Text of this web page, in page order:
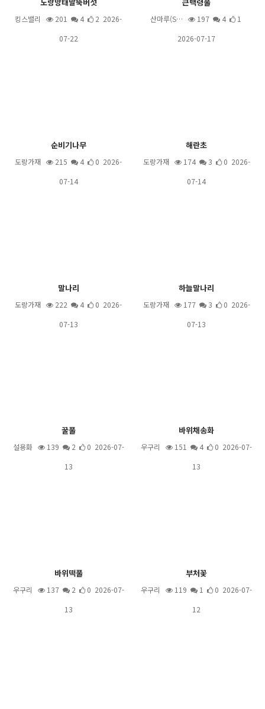
노랑망태말뚝버섯
킹스밸리 201 4
2 2026-
07-22
큰백령풀
산마루(S… 197 4
1
2026-07-17
순비기나무
도랑가재 215 4
0 2026-
07-14
해란초
도랑가재 174 3
0 2026-
07-14
말나리
도랑가재 222 4
0 2026-
07-13
하늘말나리
도랑가재 177 3
0 2026-
07-13
꿀풀
설용화 139 2
0 2026-07-
13
바위채송화
우구리 151 4
0 2026-07-
13
바위떡풀
우구리 137 2
0 2026-07-
13
부처꽃
우구리 119 1
0 2026-07-
12